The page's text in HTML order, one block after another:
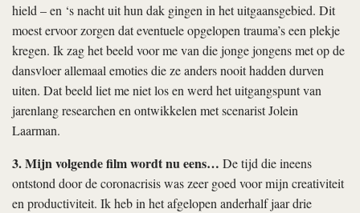
hield – en ‘s nacht uit hun dak gingen in het uitgaansgebied. Dit
moest ervoor zorgen dat eventuele opgelopen trauma’s een plekje
kregen. Ik zag het beeld voor me van die jonge jongens met op de
dansvloer allemaal emoties die ze anders nooit hadden durven
uiten. Dat beeld liet me niet los en werd het uitgangspunt van
jarenlang researchen en ontwikkelen met scenarist Jolein
Laarman.
3. Mijn volgende film wordt nu eens… De tijd die ineens
ontstond door de coronacrisis was zeer goed voor mijn creativiteit
en productiviteit. Ik heb in het afgelopen anderhalf jaar drie